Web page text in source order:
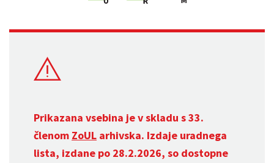
Prikazana vsebina je v skladu s 33.
členom ZoUL arhivska. Izdaje uradnega
lista, izdane po 28.2.2026, so dostopne